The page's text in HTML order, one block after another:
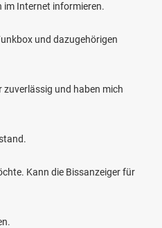
im Internet informieren.
und dazugehörigen
zuverlässig und haben mich
Kann die Bissanzeiger für